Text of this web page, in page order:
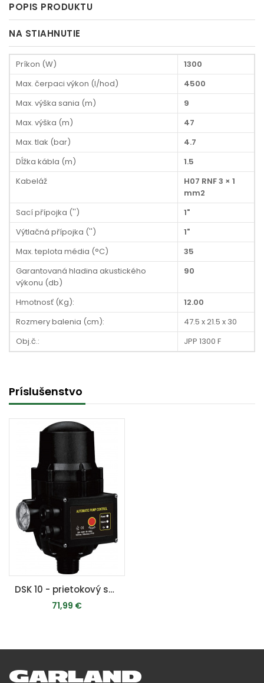
POPIS PRODUKTU
NA STIAHNUTIE
Príkon (W)
1300
Max. čerpaci výkon (l/hod)
4500
Max. výška sania (m)
9
Max. výška (m)
47
Max. tlak (bar)
4.7
Dĺžka kábla (m)
1.5
Kabeláž
H07 RNF 3 × 1
mm2
Sací přípojka ('')
1"
Výtlačná přípojka ('')
1"
Max. teplota média (°C)
35
Garantovaná hladina akustického
výkonu (db)
90
Hmotnosť (Kg):
12.00
Rozmery balenia (cm):
47.5 x 21.5 x 30
Obj.č.:
JPP 1300 F
Príslušenstvo
DSK 10 - prietokový spínač (Hydrokontrola)
71,99 €